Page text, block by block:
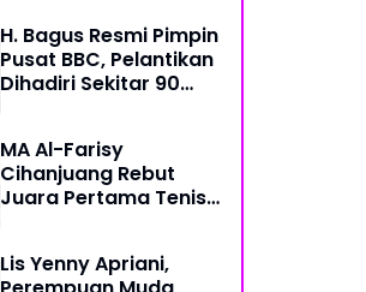
H. Bagus Resmi Pimpin
Pusat BBC, Pelantikan
Dihadiri Sekitar 90
MA Al-Farisy
Cihanjuang Rebut
Juara Pertama Tenis
Lis Yenny Apriani,